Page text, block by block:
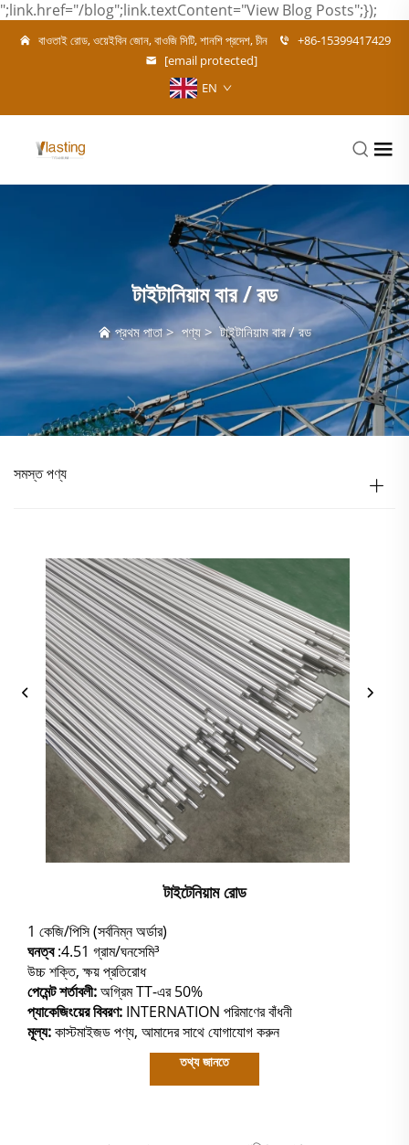
";link.href="/blog";link.textContent="View Blog Posts";});
বাওতাই রোড, ওয়েইবিন জোন, বাওজি সিটি, শানশি প্রদেশ, চীন
+86-15399417429
[email protected]
EN
টাইটানিয়াম বার / রড
প্রথম পাতা>পণ্য >টাইটানিয়াম বার / রড
সমস্ত পণ্য
টাইটেনিয়াম রোড
1 কেজি/পিসি (সর্বনিম্ন অর্ডার)
ঘনত্ব:4.51 গ্রাম/ঘনসেমি³
উচ্চ শক্তি, ক্ষয় প্রতিরোধ
পেমেন্ট শর্তাবলী:অগ্রিম TT-এর 50%
প্যাকেজিংয়ের বিবরণ: INTERNATION পরিমাণের বাঁধনী
মূল্য:কাস্টমাইজড পণ্য, আমাদের সাথে যোগাযোগ করুন
তথ্য জানতে